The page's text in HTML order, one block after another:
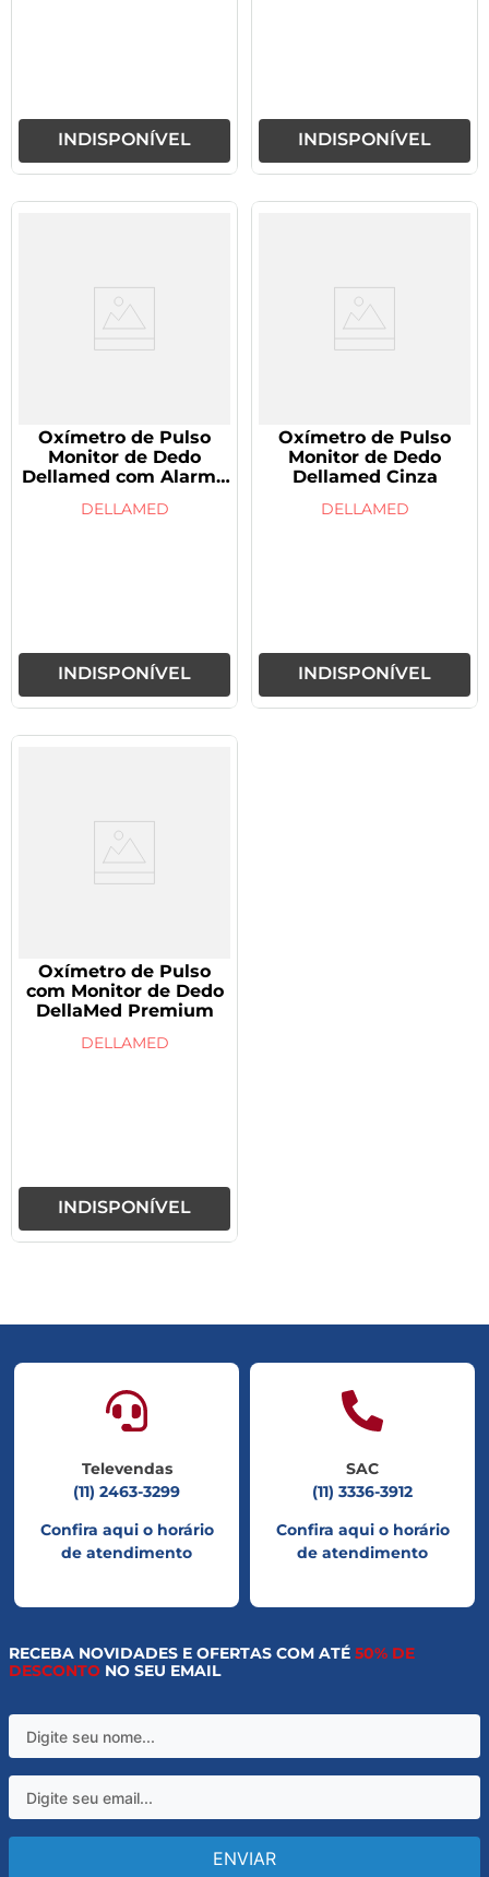
INDISPONÍVEL INDISPONÍVEL
Oxímetro de Pulso
Monitor de Dedo
Dellamed com Alarme
DELLAMED
INDISPONÍVEL
Oxímetro de Pulso
Monitor de Dedo
Dellamed Cinza
DELLAMED
INDISPONÍVEL
Oxímetro de Pulso
com Monitor de Dedo
DellaMed Premium
DELLAMED
INDISPONÍVEL
Televendas
(11) 2463-3299
Confira aqui o horário
de atendimento
SAC
(11) 3336-3912
Confira aqui o horário
de atendimento
RECEBA NOVIDADES E OFERTAS COM ATÉ 50% DE
DESCONTO NO SEU EMAIL
ENVIAR